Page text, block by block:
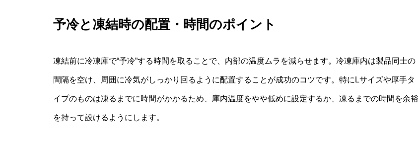
予冷と凍結時の配置・時間のポイント
凍結前に冷凍庫で“予冷”する時間を取ることで、内部の温度ムラを減らせます。冷凍庫内は製品同士の
間隔を空け、周囲に冷気がしっかり回るように配置することが成功のコツです。特にLサイズや厚手タ
イプのものは凍るまでに時間がかかるため、庫内温度をやや低めに設定するか、凍るまでの時間を余裕
を持って設けるようにします。